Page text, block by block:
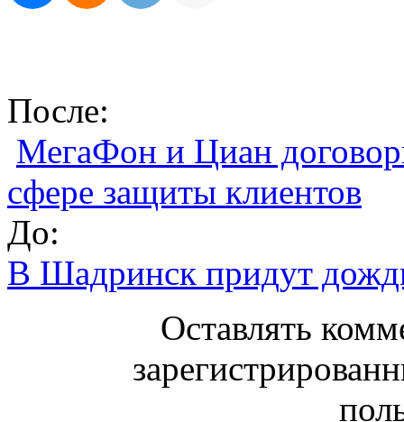
После:
МегаФон и Циан
сфере защиты клиентов
До:
В Шадринск придут
Оставлять